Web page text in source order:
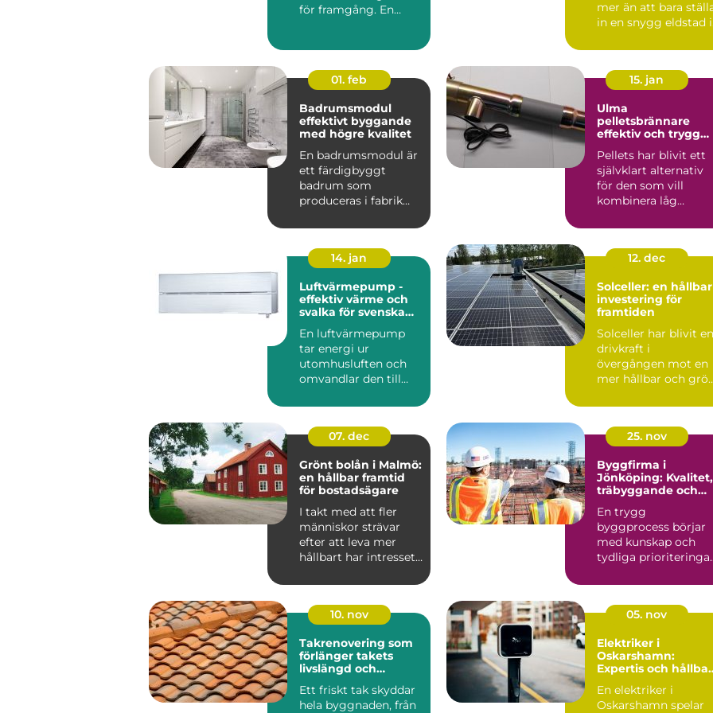
för framgång. En
mer än att bara
in en snygg eldstad i
vä...
01. feb
Badrumsmodul
effektivt byggande
med högre kvalitet
En badrumsmodul är
ett färdigbyggt
badrum som
produceras i fabrik
komplett till byggar...
15. jan
Ulma
pelletsbrännare
effektiv och trygg
Pellets har blivit ett
självklart alternativ
för den som vill
kombinera låg
d med ...
14. jan
Luftvärmepump -
effektiv värme och
svalka för svenska
En luftvärmepump
tar energi ur
utomhusluften och
omvandlar den till
inomh...
12. dec
Solceller: en hållbar
investering för
framtiden
Solceller har blivit en
drivkraft i
övergången mot en
mer hållbar och
07. dec
Grönt bolån i Malmö:
en hållbar framtid
för bostadsägare
I takt med att fler
människor strävar
efter att leva mer
hållbart har intresset
25. nov
Byggfirma i
Jönköping: Kvalitet,
träbyggande och
En trygg
byggprocess börjar
med kunskap och
tydliga
10. nov
Takrenovering som
förlänger takets
livslängd och
Ett friskt tak skyddar
hela byggnaden, från
05. nov
Elektriker i
Oskarshamn:
Expertis och
En elektriker i
Oskarshamn spelar